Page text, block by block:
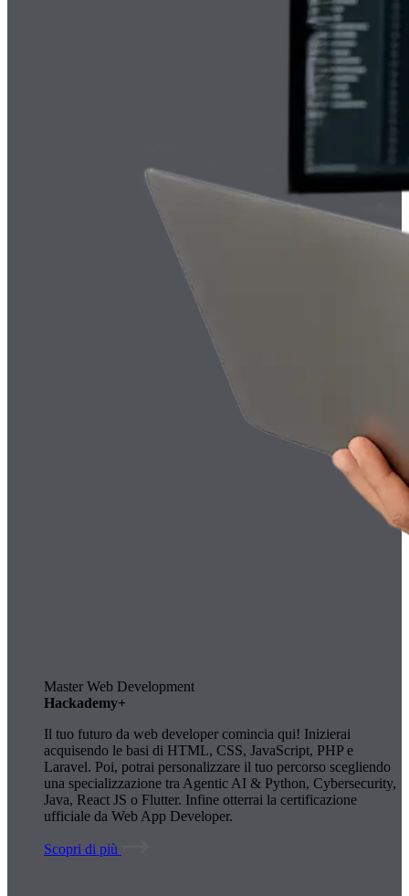
Master Web Development
Hackademy+
Il tuo futuro da web developer comincia qui! Inizierai
acquisendo le basi di HTML, CSS, JavaScript, PHP e
Laravel. Poi, potrai personalizzare il tuo percorso scegliendo
una specializzazione tra Agentic AI & Python, Cybersecurity,
Java, React JS o Flutter. Infine otterrai la certificazione
ufficiale da Web App Developer.
Scopri di più